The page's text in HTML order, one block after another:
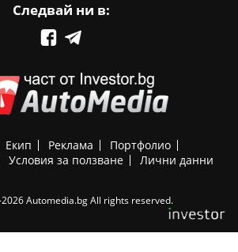
Следвай ни в:
Екип Реклама
Портфолио
Условия за ползване Лични данни
Automedia.bg All rights reserved.